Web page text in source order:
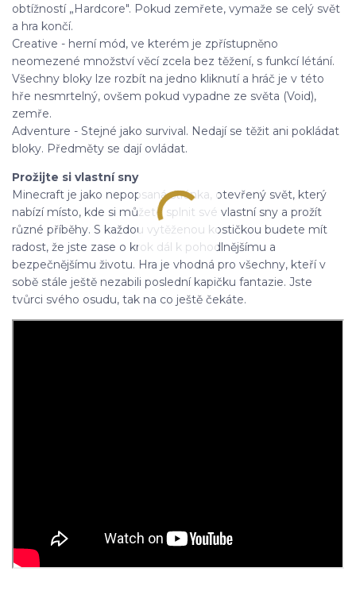
obtížností „Hardcore". Pokud zemřete, vymaže se celý svět
a hra končí.
Creative - herní mód, ve kterém je zpřístupněno
neomezené množství věcí zcela bez těžení, s funkcí létání.
Všechny bloky lze rozbít na jedno kliknutí a hráč je v této
hře nesmrtelný, ovšem pokud vypadne ze světa (Void),
zemře.
Adventure - Stejné jako survival. Nedají se těžit ani pokládat
bloky. Předměty se dají ovládat.
Prožijte si vlastní sny
Minecraft je jako nepopsaná stránka, otevřený svět, který
nabízí místo, kde si můžete splnit své vlastní sny a prožít
různé příběhy. S každou vytěženou kostičkou budete mít
radost, že jste zase o krok dál k pohodlnějšímu a
bezpečnějšímu životu. Hra je vhodná pro všechny, kteří v
sobě stále ještě nezabili poslední kapičku fantazie. Jste
tvůrci svého osudu, tak na co ještě čekáte.